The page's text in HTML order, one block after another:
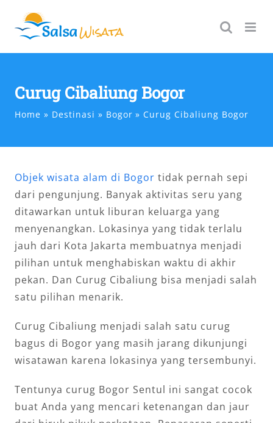
content
Curug Cibaliung Bogor
Home Destinasi Bogor Curug Cibaliung Bogor
Objek wisata alam di Bogor tidak pernah sepi
dari pengunjung. Banyak aktivitas seru yang
ditawarkan untuk liburan keluarga yang
menyenangkan. Lokasinya yang tidak terlalu
jauh dari Kota Jakarta membuatnya menjadi
pilihan untuk menghabiskan waktu di akhir
pekan. Dan Curug Cibaliung bisa menjadi salah
satu pilihan menarik.
Curug Cibaliung menjadi salah satu curug
bagus di Bogor yang masih jarang dikunjungi
wisatawan karena lokasinya yang tersembunyi.
Tentunya curug Bogor Sentul ini sangat cocok
buat Anda yang mencari ketenangan dan jaur